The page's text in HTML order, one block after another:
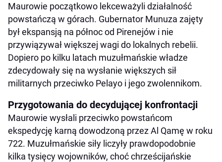
Maurowie początkowo lekceważyli działalność
powstańczą w górach. Gubernator Munuza zajęty
był ekspansją na północ od Pirenejów i nie
przywiązywał większej wagi do lokalnych rebelii.
Dopiero po kilku latach muzułmańskie władze
zdecydowały się na wysłanie większych sił
militarnych przeciwko Pelayo i jego zwolennikom.
Przygotowania do decydującej konfrontacji
Maurowie wysłali przeciwko powstańcom
ekspedycję karną dowodzoną przez Al Qamę w roku
722. Muzułmańskie siły liczyły prawdopodobnie
kilka tysięcy wojowników, choć chrześcijańskie